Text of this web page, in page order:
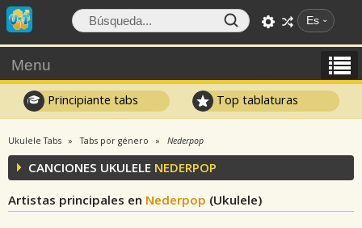
Es
Menu
Principiante tabs Top tablaturas
Ukulele Tabs Tabs por género Nederpop
CANCIONES UKULELE NEDERPOP
Artistas principales en Nederpop (Ukulele)